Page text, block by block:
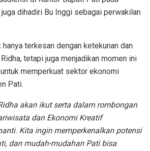
dihadiri Bu Inggi sebagai perwakilan
terkesan dengan ketekunan dan
tetapi juga menjadikan momen ini
memperkuat sektor ekonomi
Pati.
akan ikut serta dalam rombongan
dan Ekonomi Kreatif
Kita ingin memperkenalkan potensi
dan mudah-mudahan Pati bisa